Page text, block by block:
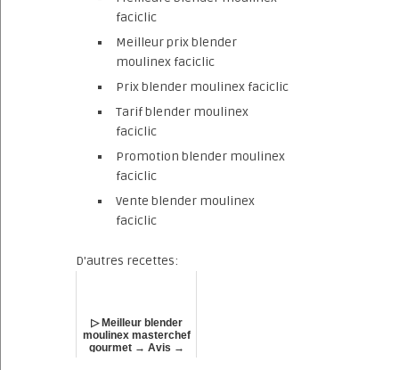
faciclic
Meilleur prix blender
moulinex faciclic
Prix blender moulinex faciclic
Tarif blender moulinex
faciclic
Promotion blender moulinex
faciclic
Vente blender moulinex
faciclic
D'autres recettes:
▷ Meilleur blender
moulinex masterchef
gourmet → Avis →